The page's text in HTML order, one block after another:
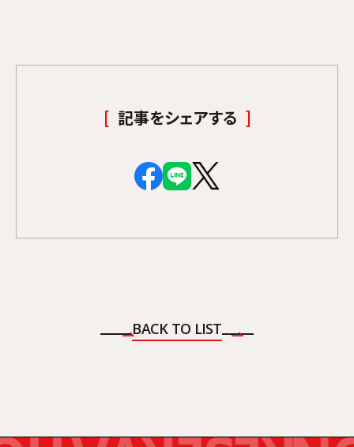
記事をシェアする
BACK TO LIST